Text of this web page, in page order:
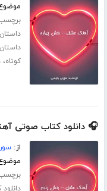
کوتاه،
🎧 دانلود کتاب صوتی
از: